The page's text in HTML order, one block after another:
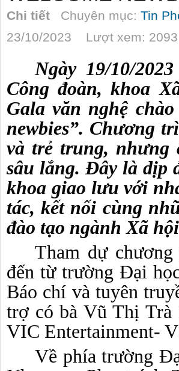
Chi tiết Chuyên mục: Tin
23/10/2023 Lượt xem: 2093
Ngày 19/10/
Công đoàn, khoa
Gala văn nghệ
newbies”. Chương
và trẻ trung, nhưng
sâu lắng. Đây là dịp
khoa giao lưu với
tác, kết nối cùng
đào tạo ngành Xã
Tham dự
đến từ trường Đại
Báo chí và tuyên
trợ có bà Vũ Thị Trà
VIC Entertainment-
Về phíatrường